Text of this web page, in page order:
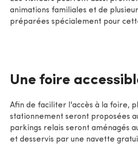
animations familiales et de
préparées spécialement pour
Une foire
Afin de faciliter l'accès à la foire,
stationnement seront proposées
parkings relais seront aménagés
et desservis par une navette